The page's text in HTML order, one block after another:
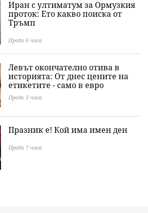
Иран с ултиматум за Ормузкия
проток: Ето какво поиска от
Тръмп
Преди 6 часа
Левът окончателно отива в
историята: Oт днес цените на
етикетите - само в евро
Преди 3 часа
Празник е! Кой има имен ден
Преди 7 часа